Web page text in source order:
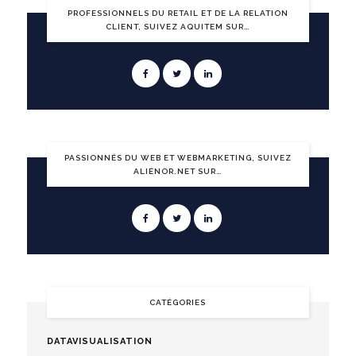
PROFESSIONNELS DU RETAIL ET DE LA RELATION
CLIENT, SUIVEZ AQUITEM SUR…
PASSIONNÉS DU WEB ET WEBMARKETING, SUIVEZ
ALIÉNOR.NET SUR…
CATÉGORIES
DATAVISUALISATION